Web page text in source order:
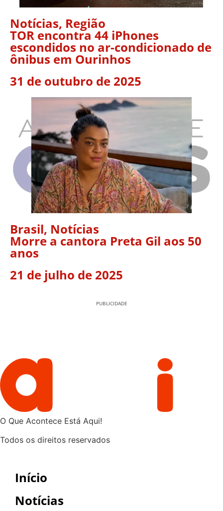
Notícias, Região
TOR encontra 44 iPhones
escondidos no ar-condicionado de
ônibus em Ourinhos
31 de outubro de 2025
Brasil, Notícias
Morre a cantora Preta Gil aos 50
anos
21 de julho de 2025
PUBLICIDADE
O Que Acontece Está Aqui!
Todos os direitos reservados
Início
Notícias